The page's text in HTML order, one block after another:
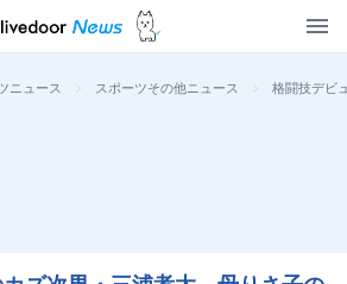
ニュース > スポーツその他ニュース > 格闘技デビ